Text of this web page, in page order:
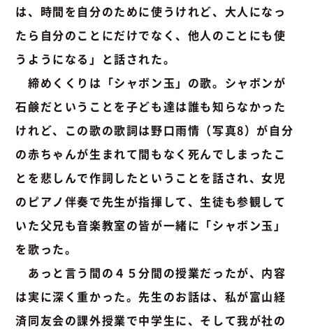
は、時間を自分のために使うけれど、大人になっ
たら自分のことにだけでなく、他人のことにも使
うようになる」と話された。
締めくくりは「シャボン玉」の歌。シャボンが
石鹸だということを子ども達は誰も知らなかった
けれど、この歌の歌詞は野口雨情（写真8） が自分
の赤ちゃんが生まれて間もなく死んでしまったこ
とを悲しんで作詞したということを話され、女児
のピアノ伴奏で先生が指揮して、生徒も参観して
いた父兄も音楽教室の皆が一緒に「シャボン玉」
を歌った。
あっと言う間の４５分間の授業だったが、内容
は実に深く重かった。先生のお話は、私が富山経
済同友会の課外授業で中学生に、そして我が社の